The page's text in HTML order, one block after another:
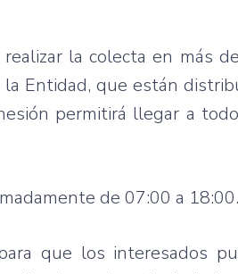
la colecta en más
Entidad, que están
permitirá llegar a
de 07:00 a 18:00.
que los interesados